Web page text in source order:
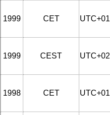
1999 CET UTC+01
1999 CEST UTC+02
1998 CET UTC+01